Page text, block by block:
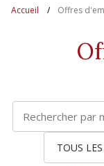
Accueil Offres